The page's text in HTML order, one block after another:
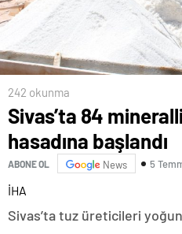
242 okunma
Sivas’ta 84
hasadına başlandı
ABONE OL News 5
İHA
Sivas’ta tuz üreticileri